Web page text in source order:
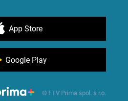
App Store
Google Play
© FTV Prima spol. s r.o.